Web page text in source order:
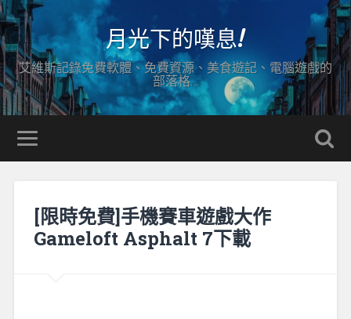
月光下的嘆息!
艾維斯記錄免費軟體、免費資源、美食遊記、電腦遊戲的
部落格…
[限時免費]手機賽車遊戲大作
Gameloft Asphalt 7下載